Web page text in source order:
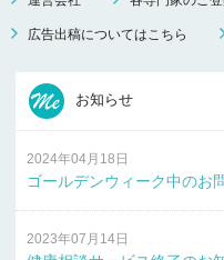
広告出稿についてはこちら
お知らせ
2024年04月18日
ゴールデンウィーク中のお
2023年07月14日